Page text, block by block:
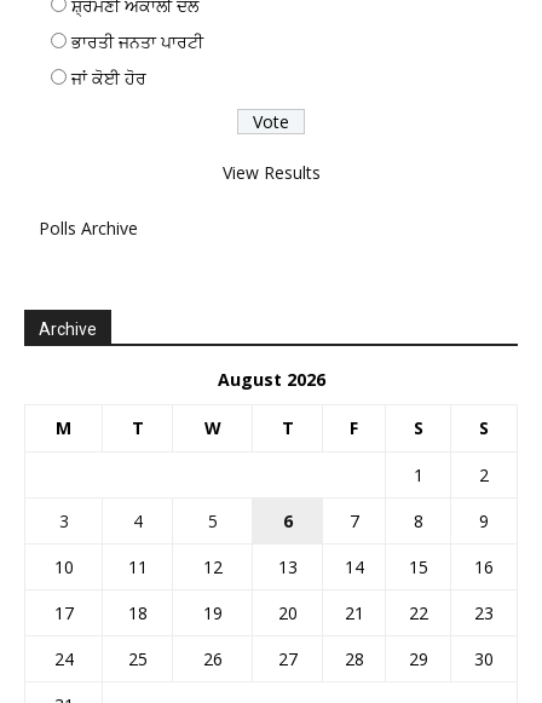
ਸ਼੍ਰੋਮਣੀ ਅਕਾਲੀ ਦਲ
ਭਾਰਤੀ ਜਨਤਾ ਪਾਰਟੀ
ਜਾਂ ਕੋਈ ਹੋਰ
View Results
Polls Archive
Archive
August 2026
M T W T F S S
1
2
3
4 5 6 7 8
9
10
11 12 13 14 15
16
17
18 19 20 21 22
23
24
25 26 27 28 29
30